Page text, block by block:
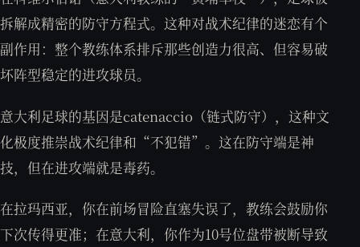
拆解成精密的防守方程式。这种对战术纪律的迷恋有个
副作用：整个教练体系排斥那些创造力很高、但容易破
坏阵型稳定的进攻球员。
意大利足球的基因是catenaccio（链式防守），这种文
化极度推崇战术纪律和“不犯错”。这在防守端是神
技，但在进攻端就是毒药。
在拉玛西亚，你在前场冒险直塞失误了，教练会鼓励你
下次传得更准；在意大利，你作为10号位盘带被断导致